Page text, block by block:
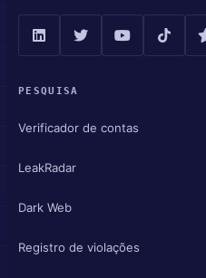
PESQUISA
Verificador de contas
LeakRadar
Dark Web
Registro de violações